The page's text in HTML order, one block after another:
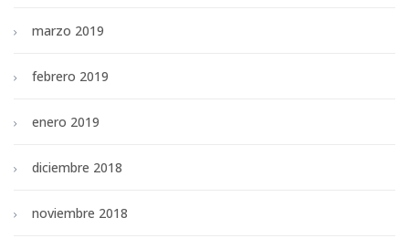
marzo 2019
febrero 2019
enero 2019
diciembre 2018
noviembre 2018